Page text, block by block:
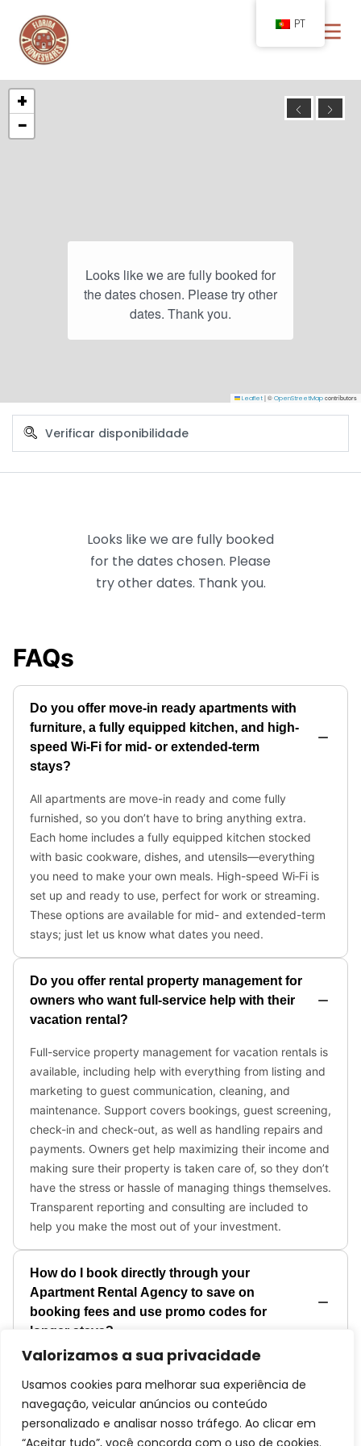
Valorizamos a sua privacidade
Usamos cookies para melhorar sua experiência de
navegação, veicular anúncios ou conteúdo
personalizado e analisar nosso tráfego. Ao clicar em
“Aceitar tudo”, você concorda com o uso de cookies.
+
−
Leaflet|©OpenStreetMapcontributors
PT